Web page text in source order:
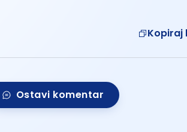
Kopiraj
Ostavi komentar